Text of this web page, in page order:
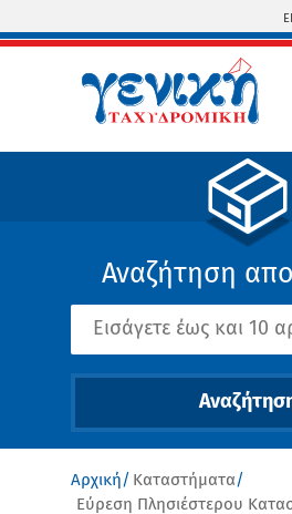
Παράκαμψη προς το κυρίως
Αναζήτηση
Είστε εδώ
Αρχική
Καταστήματα
Εύρεση Πλησιέστερου